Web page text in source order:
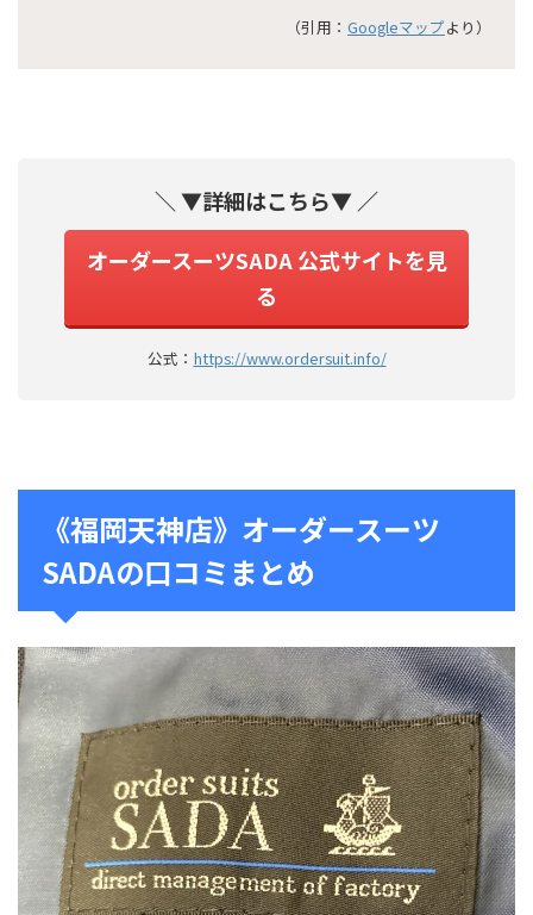
（引用： Googleマップより）
＼ ▼詳細はこちら▼ ／
オーダースーツSADA 公式サイトを見
る
公式： https://www.ordersuit.info/
《福岡天神店》オーダースーツ
SADAの口コミまとめ